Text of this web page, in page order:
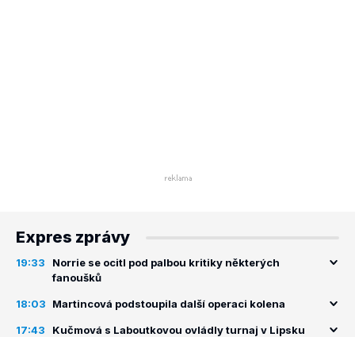
Expres zprávy
19:33
Norrie se ocitl pod palbou kritiky některých
fanoušků
18:03 Martincová podstoupila další operaci kolena
17:43 Kučmová s Laboutkovou ovládly turnaj v Lipsku